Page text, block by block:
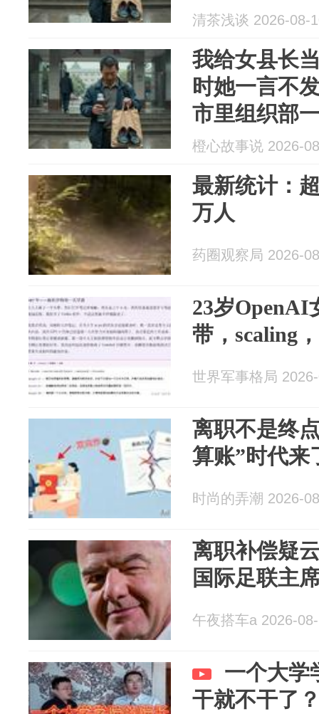
直接去市委
清茶浅谈 2026-08-
我给女县长
时她一言不
市里组织部
直接去市委
橙心故事说 2026-
最新统计：
万人
药圈观察局 2026-
23岁OpenAI
带，scaling
世界军事格局
离职不是终
算账”时代来
时尚的弄潮 2026-
离职补偿疑
国际足联主
午夜搭车a 2026-
一个大学
干就不干了